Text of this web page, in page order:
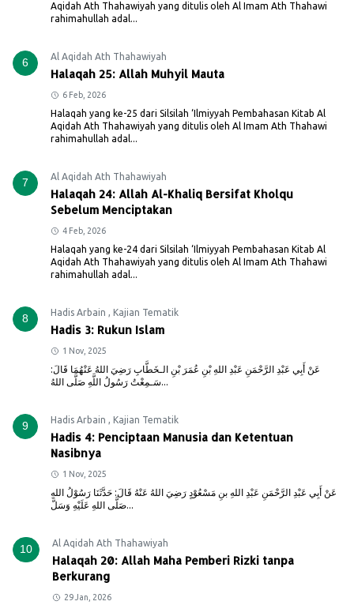
Aqidah Ath Thahawiyah yang ditulis oleh Al Imam Ath Thahawi
rahimahullah adal...
6 Al Aqidah Ath Thahawiyah
Halaqah 25: Allah Muhyil Mauta
6 Feb, 2026
Halaqah yang ke-25 dari Silsilah ‘Ilmiyyah Pembahasan Kitab Al
Aqidah Ath Thahawiyah yang ditulis oleh Al Imam Ath Thahawi
rahimahullah adal...
7 Al Aqidah Ath Thahawiyah
Halaqah 24: Allah Al-Khaliq Bersifat Kholqu
Sebelum Menciptakan
4 Feb, 2026
Halaqah yang ke-24 dari Silsilah ‘Ilmiyyah Pembahasan Kitab Al
Aqidah Ath Thahawiyah yang ditulis oleh Al Imam Ath Thahawi
rahimahullah adal...
8 Hadis Arbain , Kajian Tematik
Hadis 3: Rukun Islam
1 Nov, 2025
عَنْ أَبِي عَبْدِ الرَّحْمَنِ عَبْدِ اللهِ بْنِ عُمَرَ بْنِ الـخَطَّابِ رَضِيَ اللهُ عَنْهُمَا قَالَ:
سَـمِعْتُ رَسُولُ اللَّهِ صَلَّى اللهُ...
9 Hadis Arbain , Kajian Tematik
Hadis 4: Penciptaan Manusia dan Ketentuan
Nasibnya
1 Nov, 2025
عَنْ أَبِي عَبْدِ الرَّحْمَنِ عَبْدِ اللهِ بنِ مَسْعُوْدٍ رَضِيَ اللهُ عَنْهُ قَالَ: حَدَّثَنَا رَسُوْلُ اللهِ
صَلَّى اللهِ عَلَيْهِ وَسَلَّ...
10 Al Aqidah Ath Thahawiyah
Halaqah 20: Allah Maha Pemberi Rizki tanpa
Berkurang
29 Jan, 2026